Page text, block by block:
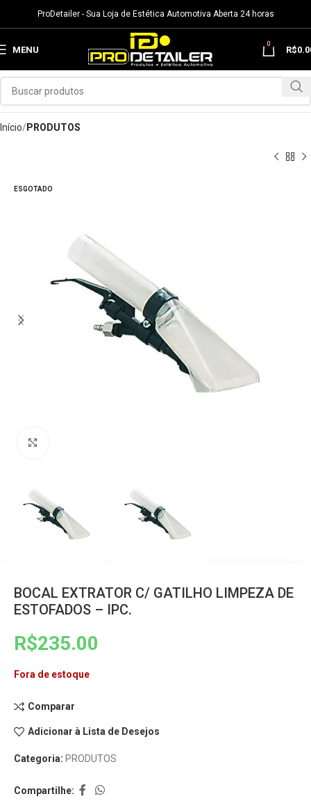
ProDetailer - Sua Loja de Estética Automotiva Aberta 24 horas
MENU
0
R$
Início PRODUTOS
ESGOTADO
BOCAL EXTRATOR C/ GATILHO LIMPEZA DE
ESTOFADOS – IPC.
R$235.00
Fora de estoque
Comparar
Adicionar à Lista de Desejos
Categoria: PRODUTOS
Compartilhe: